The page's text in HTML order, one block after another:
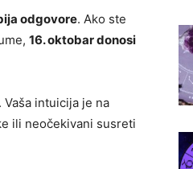
odgovore. Ako ste
16. oktobar donosi
. Vaša intuicija je na
ili neočekivani susreti